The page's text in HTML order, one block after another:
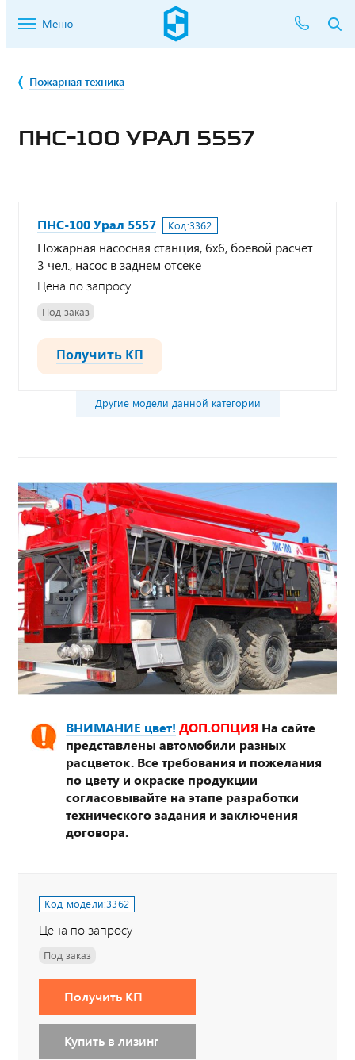
Меню
Пожарная техника
ПНС-100 УРАЛ 5557
ПНС-100 Урал 5557 Код:3362
Пожарная насосная станция, 6х6, боевой расчет
3 чел., насос в заднем отсеке
Цена по запросу
Под заказ
Получить КП
Другие модели данной категории
ВНИМАНИЕ цвет! ДОП.ОПЦИЯ На сайте
представлены автомобили разных
расцветок. Все требования и пожелания
по цвету и окраске продукции
согласовывайте на этапе разработки
технического задания и заключения
договора.
Код модели:3362
Цена по запросу
Под заказ
Получить КП
Купить в лизинг